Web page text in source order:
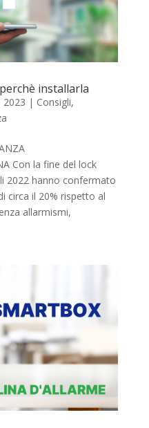
installarla
2023 | Consigli,
Con la fine del lock
2022 hanno confermato
circa il 20% rispetto al
allarmismi,